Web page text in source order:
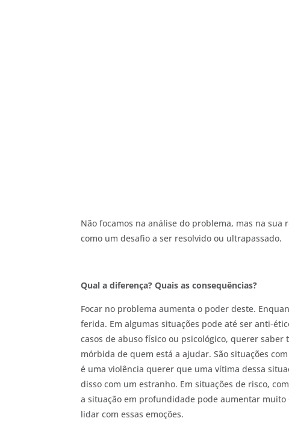
Não focamos na análise do problema, mas na
como um desafio a ser resolvido ou ultrapassado.
Qual a diferença? Quais as consequências?
Focar no problema aumenta o poder deste.
ferida. Em algumas situações pode até ser anti-
casos de abuso físico ou psicológico, querer
mórbida de quem está a ajudar. São situações
é uma violência querer que uma vítima dessa
disso com um estranho. Em situações de risco,
a situação em profundidade pode aumentar
lidar com essas emoções.